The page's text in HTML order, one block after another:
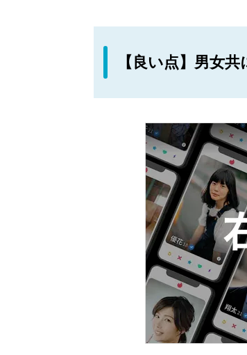
【良い点】男女